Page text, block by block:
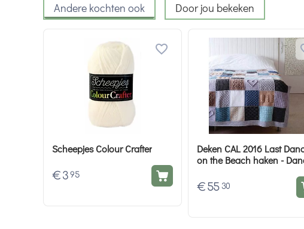
Andere kochten ook Door jou bekeken
Scheepjes Colour Crafter
€ 3 95
Deken CAL 2016 Last
on the Beach haken -
€ 55 30